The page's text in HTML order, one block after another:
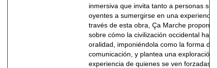
inmersiva que invita tanto a personas
oyentes a sumergirse en una experiencia
través de esta obra, Ça Marche propone
sobre cómo la civilización occidental ha
oralidad, imponiéndola como la forma
comunicación, y plantea una exploración
experiencia de quienes se ven forzadas/